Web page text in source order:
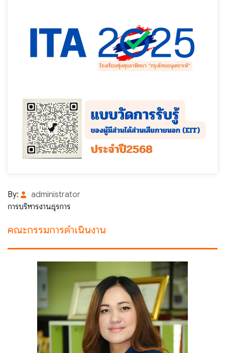
By:
administrator
การบริหารงานธุรการ
คณะกรรมการดำเนินงาน